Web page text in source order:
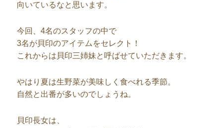
向いているなと思います。
今回、4名のスタッフの中で
3名が貝印のアイテムをセレクト！
これからは貝印三姉妹と呼ばせていただきます。
やはり夏は生野菜が美味しく食べれる季節。
自然と出番が多いのでしょうね。
貝印長女は、